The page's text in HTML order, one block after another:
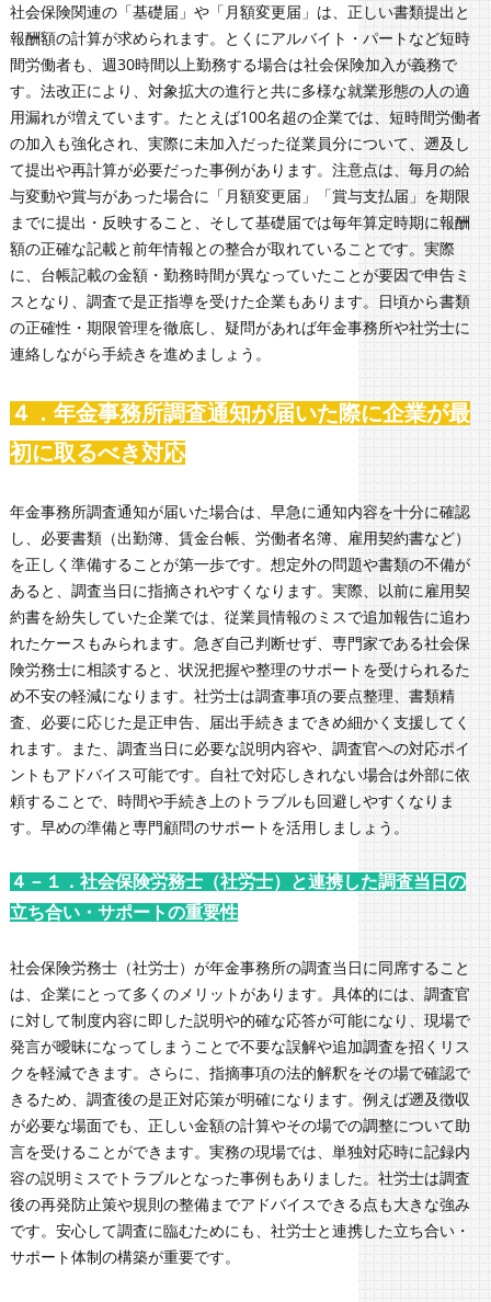
社会保険関連の「基礎届」や「月額変更届」は、正しい書類提出と
報酬額の計算が求められます。とくにアルバイト・パートなど短時
間労働者も、週30時間以上勤務する場合は社会保険加入が義務で
す。法改正により、対象拡大の進行と共に多様な就業形態の人の適
用漏れが増えています。たとえば100名超の企業では、短時間労働者
の加入も強化され、実際に未加入だった従業員分について、遡及し
て提出や再計算が必要だった事例があります。注意点は、毎月の給
与変動や賞与があった場合に「月額変更届」「賞与支払届」を期限
までに提出・反映すること、そして基礎届では毎年算定時期に報酬
額の正確な記載と前年情報との整合が取れていることです。実際
に、台帳記載の金額・勤務時間が異なっていたことが要因で申告ミ
スとなり、調査で是正指導を受けた企業もあります。日頃から書類
の正確性・期限管理を徹底し、疑問があれば年金事務所や社労士に
連絡しながら手続きを進めましょう。
４．年金事務所調査通知が届いた際に企業が最
初に取るべき対応
年金事務所調査通知が届いた場合は、早急に通知内容を十分に確認
し、必要書類（出勤簿、賃金台帳、労働者名簿、雇用契約書など）
を正しく準備することが第一歩です。想定外の問題や書類の不備が
あると、調査当日に指摘されやすくなります。実際、以前に雇用契
約書を紛失していた企業では、従業員情報のミスで追加報告に追わ
れたケースもみられます。急ぎ自己判断せず、専門家である社会保
険労務士に相談すると、状況把握や整理のサポートを受けられるた
め不安の軽減になります。社労士は調査事項の要点整理、書類精
査、必要に応じた是正申告、届出手続きまできめ細かく支援してく
れます。また、調査当日に必要な説明内容や、調査官への対応ポイ
ントもアドバイス可能です。自社で対応しきれない場合は外部に依
頼することで、時間や手続き上のトラブルも回避しやすくなりま
す。早めの準備と専門顧問のサポートを活用しましょう。
４－１．社会保険労務士（社労士）と連携した調査当日の
立ち合い・サポートの重要性
社会保険労務士（社労士）が年金事務所の調査当日に同席すること
は、企業にとって多くのメリットがあります。具体的には、調査官
に対して制度内容に即した説明や的確な応答が可能になり、現場で
発言が曖昧になってしまうことで不要な誤解や追加調査を招くリス
クを軽減できます。さらに、指摘事項の法的解釈をその場で確認で
きるため、調査後の是正対応策が明確になります。例えば遡及徴収
が必要な場面でも、正しい金額の計算やその場での調整について助
言を受けることができます。実務の現場では、単独対応時に記録内
容の説明ミスでトラブルとなった事例もありました。社労士は調査
後の再発防止策や規則の整備までアドバイスできる点も大きな強み
です。安心して調査に臨むためにも、社労士と連携した立ち合い・
サポート体制の構築が重要です。